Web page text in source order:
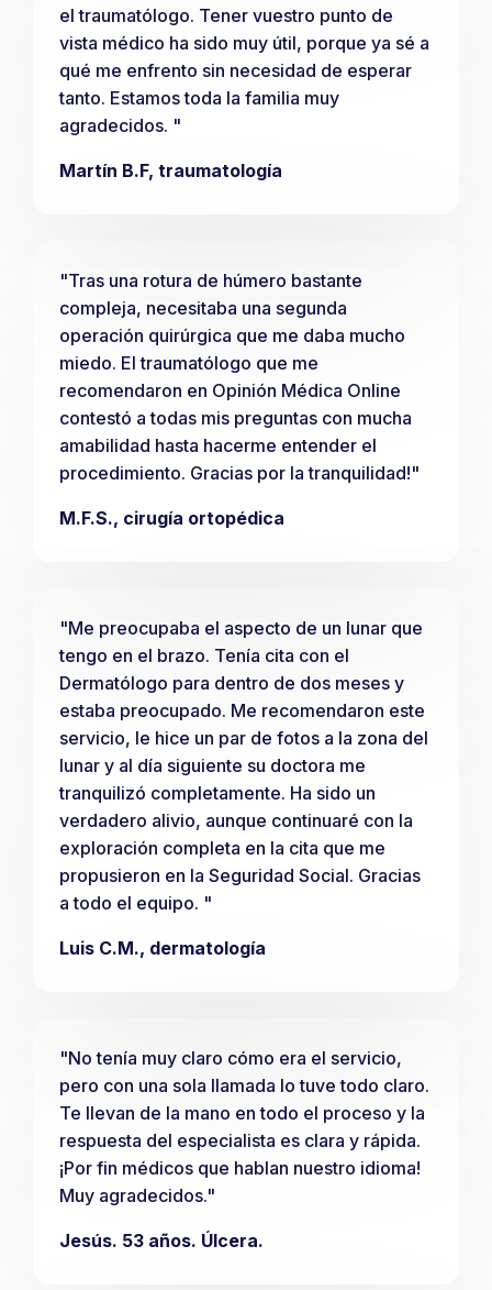
el traumatólogo. Tener vuestro punto de
vista médico ha sido muy útil, porque ya sé a
qué me enfrento sin necesidad de esperar
tanto. Estamos toda la familia muy
agradecidos. "
Martín B.F, traumatología
"Tras una rotura de húmero bastante
compleja, necesitaba una segunda
operación quirúrgica que me daba mucho
miedo. El traumatólogo que me
recomendaron en Opinión Médica Online
contestó a todas mis preguntas con mucha
amabilidad hasta hacerme entender el
procedimiento. Gracias por la tranquilidad!"
M.F.S., cirugía ortopédica
"Me preocupaba el aspecto de un lunar que
tengo en el brazo. Tenía cita con el
Dermatólogo para dentro de dos meses y
estaba preocupado. Me recomendaron este
servicio, le hice un par de fotos a la zona del
lunar y al día siguiente su doctora me
tranquilizó completamente. Ha sido un
verdadero alivio, aunque continuaré con la
exploración completa en la cita que me
propusieron en la Seguridad Social. Gracias
a todo el equipo. "
Luis C.M., dermatología
"No tenía muy claro cómo era el servicio,
pero con una sola llamada lo tuve todo claro.
Te llevan de la mano en todo el proceso y la
respuesta del especialista es clara y rápida.
¡Por fin médicos que hablan nuestro idioma!
Muy agradecidos."
Jesús. 53 años. Úlcera.